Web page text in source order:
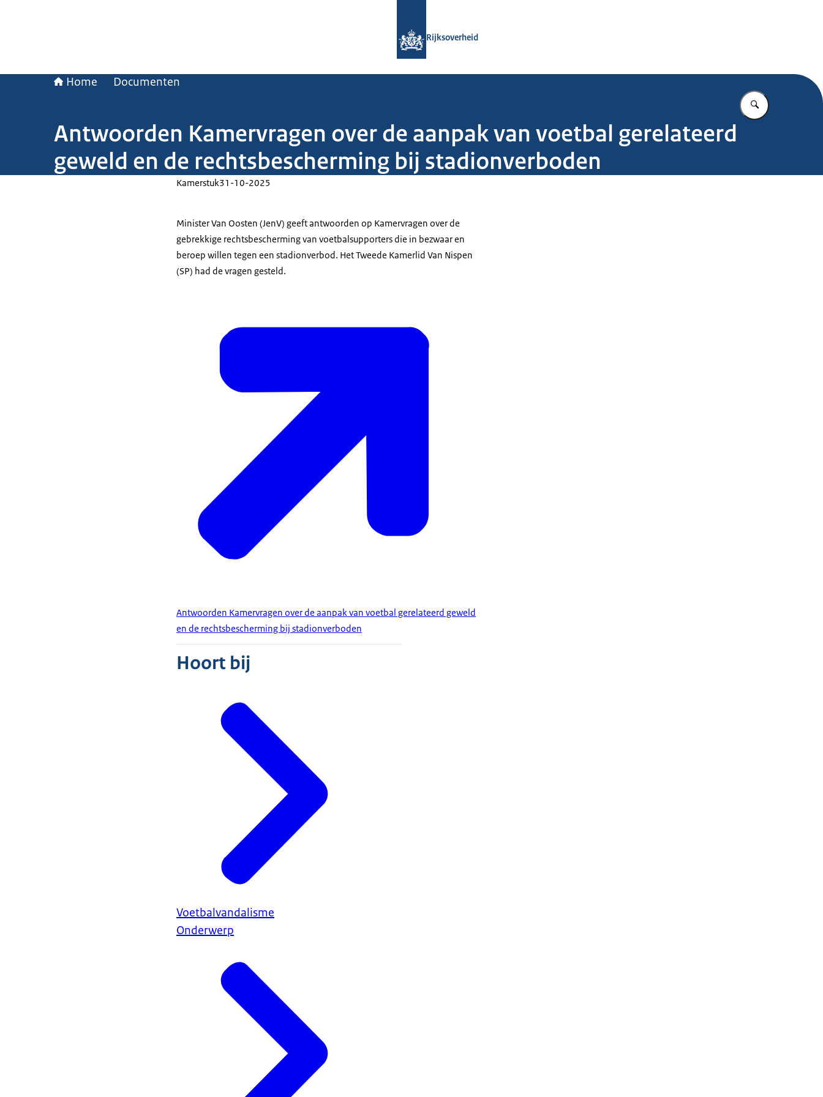
Rijksoverheid
Home Documenten
Vul in wat u
Antwoorden Kamervragen over de aanpak van voetbal gerelateerd
geweld en de rechtsbescherming bij stadionverboden
Kamerstuk31-10-2025
Minister Van Oosten (JenV) geeft antwoorden op Kamervragen over de
gebrekkige rechtsbescherming van voetbalsupporters die in bezwaar en
beroep willen tegen een stadionverbod. Het Tweede Kamerlid Van Nispen
(SP) had de vragen gesteld.
Antwoorden Kamervragen over de aanpak van voetbal gerelateerd geweld
en de rechtsbescherming bij stadionverboden
Hoort bij
Voetbalvandalisme
Onderwerp